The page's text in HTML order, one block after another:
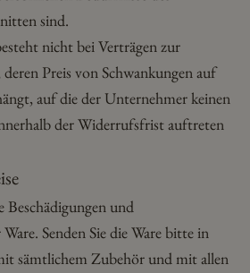
sind.
nicht bei Verträgen zur
Preis von Schwankungen auf
auf die der Unternehmer keinen
der Widerrufsfrist auftreten
Beschädigungen und
Senden Sie die Ware bitte in
sämtlichem Zubehör und mit allen